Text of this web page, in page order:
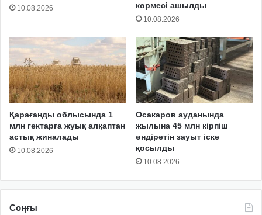
10.08.2026
көрмесі ашылды
10.08.2026
Қарағанды облысында 1
млн гектарға жуық алқаптан
астық жиналады
10.08.2026
Осакаров ауданында
жылына 45 млн кірпіш
өндіретін зауыт іске
қосылды
10.08.2026
Соңғы